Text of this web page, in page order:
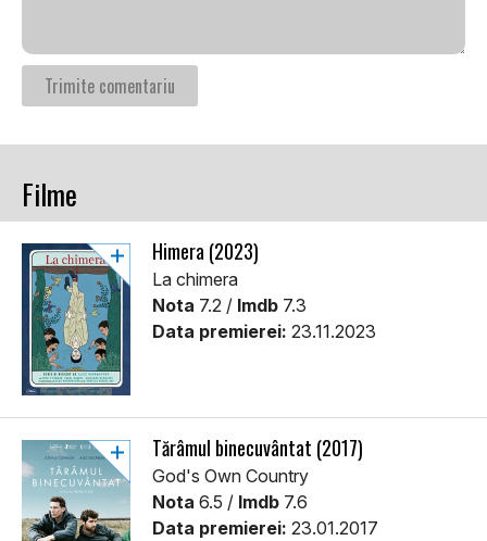
Filme
Himera (2023)
La chimera
Nota 7.2 / Imdb 7.3
Data premierei: 23.11.2023
Tărâmul binecuvântat (2017)
God's Own Country
Nota 6.5 / Imdb 7.6
Data premierei: 23.01.2017